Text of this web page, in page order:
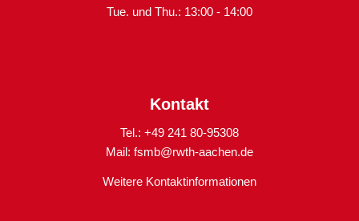
Tue. und Thu.: 13:00 - 14:00
Kontakt
Tel.: +49 241 80-95308
Mail: fsmb@rwth-aachen.de
Weitere Kontaktinformationen